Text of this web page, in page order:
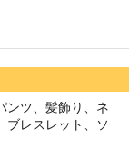
ンツ、髪飾り、ネ
ブレスレット、ソ